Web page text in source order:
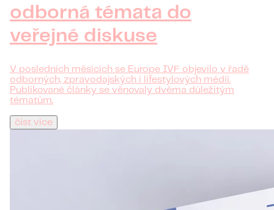
odborná témata do
veřejné diskuse
V posledních měsících se Europe IVF objevilo v řadě
odborných, zpravodajských i lifestylových médií.
Publikované články se věnovaly dvěma důležitým
tématům.
číst více